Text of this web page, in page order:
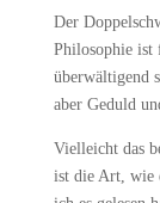
Der
Philosophie ist
überwältigend
aber Geduld
Vielleicht das
ist die Art, wie